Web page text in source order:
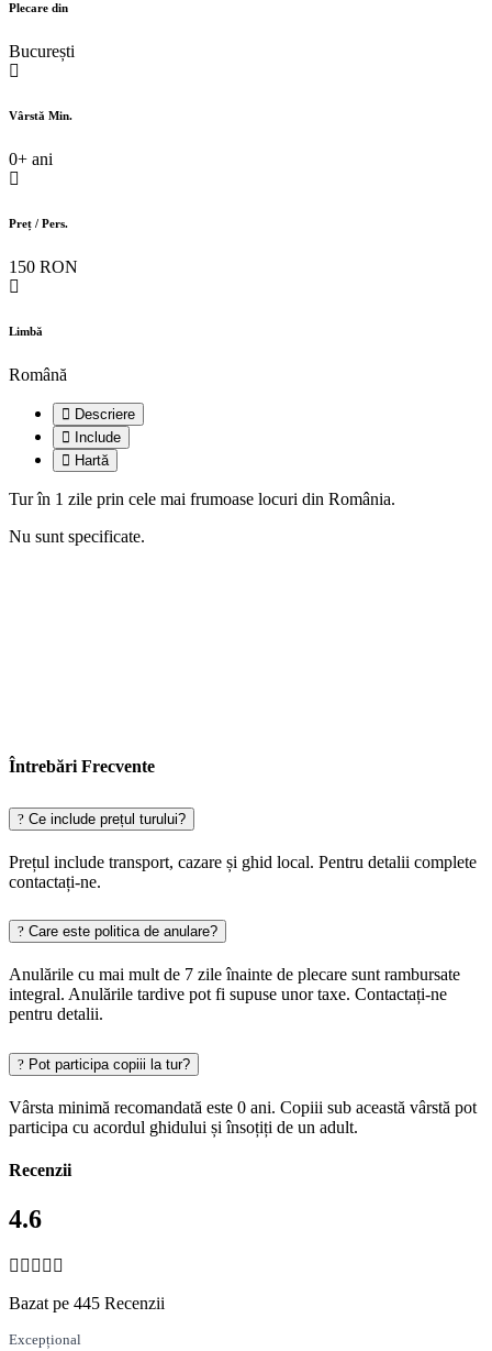
Plecare din
București
Vârstă Min.
0+ ani
Preț / Pers.
150 RON
Limbă
Română
Descriere
Include
Hartă
Tur în 1 zile prin cele mai frumoase locuri din România.
Nu sunt specificate.
Întrebări Frecvente
Ce include prețul turului?
Prețul include transport, cazare și ghid local. Pentru detalii complete
contactați-ne.
Care este politica de anulare?
Anulările cu mai mult de 7 zile înainte de plecare sunt rambursate
integral. Anulările tardive pot fi supuse unor taxe. Contactați-ne
pentru detalii.
Pot participa copiii la tur?
Vârsta minimă recomandată este 0 ani. Copiii sub această vârstă pot
participa cu acordul ghidului și însoțiți de un adult.
Recenzii
4.6
Bazat pe 445 Recenzii
Excepțional